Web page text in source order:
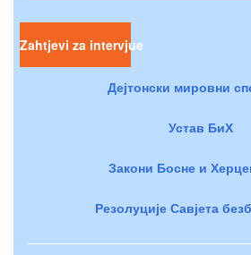
Zahtjevi za intervjue
Дејтонски мировни
Устав БиХ
Закони Босне и
Резолуције Савјета